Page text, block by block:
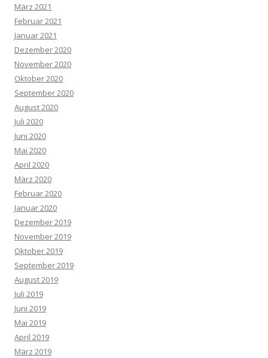
März 2021
Februar 2021
Januar 2021
Dezember 2020
November 2020
Oktober 2020
September 2020
August 2020
Juli 2020
Juni 2020
Mai 2020
April 2020
März 2020
Februar 2020
Januar 2020
Dezember 2019
November 2019
Oktober 2019
September 2019
August 2019
Juli 2019
Juni 2019
Mai 2019
April 2019
März 2019